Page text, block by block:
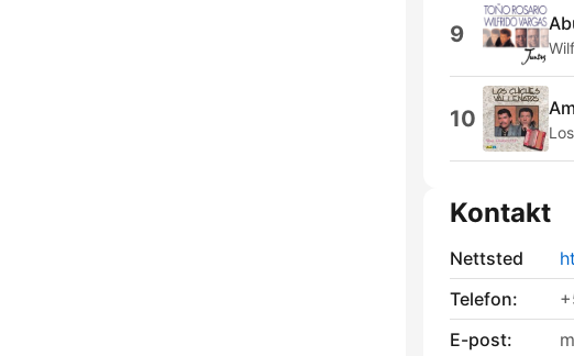
9
10
Kontakt
Nettsted
Telefon:
E-post: